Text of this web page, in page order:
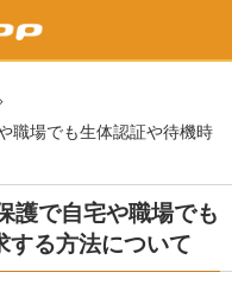
職場でも生体認証や待機時
護で自宅や職場でも
する方法について